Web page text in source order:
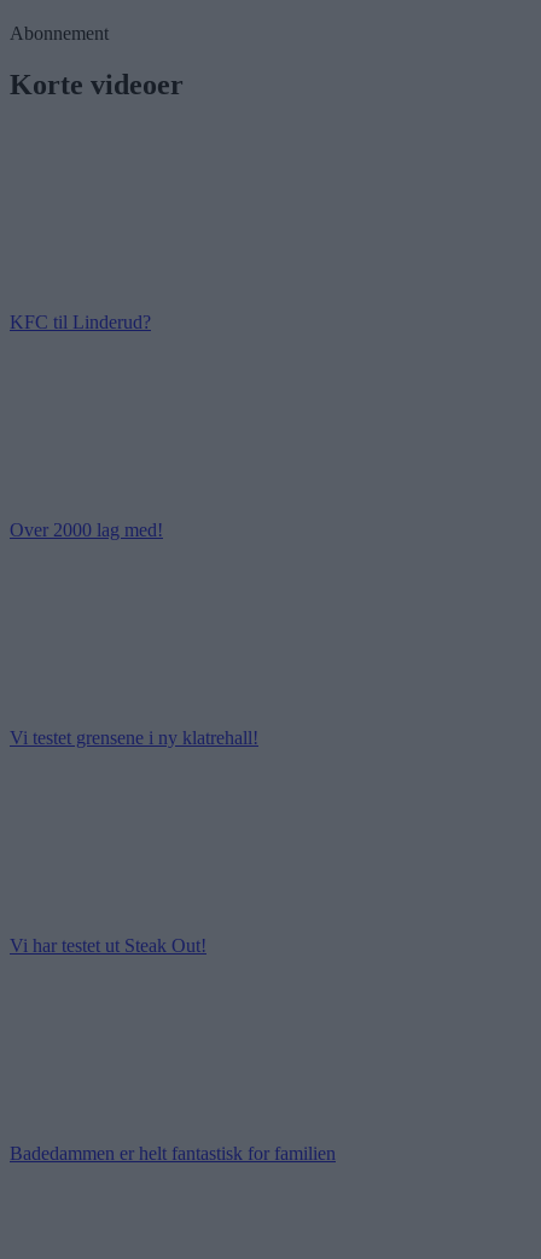
Abonnement
Korte videoer
KFC til Linderud?
Over 2000 lag med!
Vi testet grensene i ny klatrehall!
Vi har testet ut Steak Out!
Badedammen er helt fantastisk for familien